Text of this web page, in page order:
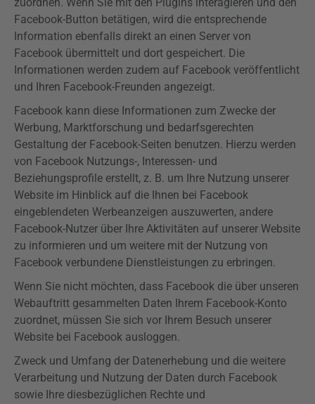
Facebook-Button betätigen, wird die entsprechende
Information ebenfalls direkt an einen Server von
Facebook übermittelt und dort gespeichert. Die
Informationen werden zudem auf Facebook veröffentlicht
und Ihren Facebook-Freunden angezeigt.
Facebook kann diese Informationen zum Zwecke der
Werbung, Marktforschung und bedarfsgerechten
Gestaltung der Facebook-Seiten benutzen. Hierzu werden
von Facebook Nutzungs-, Interessen- und
Beziehungsprofile erstellt, z. B. um Ihre Nutzung unserer
Website im Hinblick auf die Ihnen bei Facebook
eingeblendeten Werbeanzeigen auszuwerten, andere
Facebook-Nutzer über Ihre Aktivitäten auf unserer Website
zu informieren und um weitere mit der Nutzung von
Facebook verbundene Dienstleistungen zu erbringen.
Wenn Sie nicht möchten, dass Facebook die über unseren
Webauftritt gesammelten Daten Ihrem Facebook-Konto
zuordnet, müssen Sie sich vor Ihrem Besuch unserer
Website bei Facebook ausloggen.
Zweck und Umfang der Datenerhebung und die weitere
Verarbeitung und Nutzung der Daten durch Facebook
sowie Ihre diesbezüglichen Rechte und